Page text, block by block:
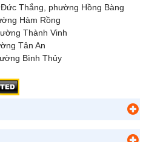
Thắng, phường Hồng Bàng
Hàm Rồng
Thành Vinh
Tân An
Bình Thủy